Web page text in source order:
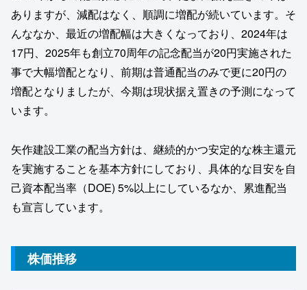
ありますが、減配はなく、順調に増配が続いています。そ
んななか、最近の増配幅は大きくなっており、2024年は
17円、2025年も創立70周年の記念配当が20円実施された
事で大幅増配となり、前期は普通配当のみで更に20円の
増配となりましたが、今期は現状据え置きの予測になって
います。
矢作建設工業の配当方針は、継続的かつ安定的な株主還元
を実施することを基本方針にしており、具体的な目安を自
己資本配当率（DOE) 5%以上にしているなか、累進配当
も宣言しています。
株価推移